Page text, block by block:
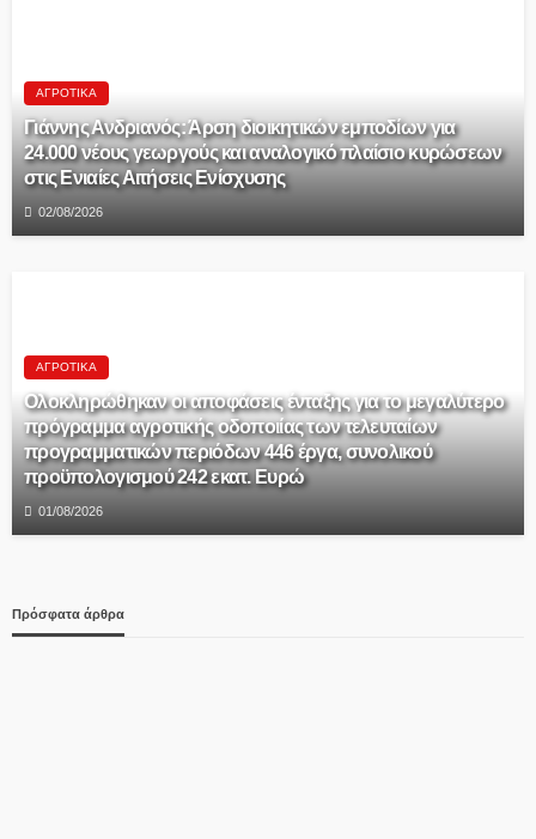
ΑΓΡΟΤΙΚΆ
Γιάννης Ανδριανός: Άρση διοικητικών εμποδίων για
24.000 νέους γεωργούς και αναλογικό πλαίσιο κυρώσεων
στις Ενιαίες Αιτήσεις Ενίσχυσης
02/08/2026
ΑΓΡΟΤΙΚΆ
Ολοκληρώθηκαν οι αποφάσεις ένταξης για το μεγαλύτερο
πρόγραμμα αγροτικής οδοποιίας των τελευταίων
προγραμματικών περιόδων 446 έργα, συνολικού
προϋπολογισμού 242 εκατ. Ευρώ
01/08/2026
Πρόσφατα άρθρα